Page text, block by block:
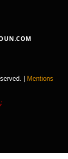
| Mentions